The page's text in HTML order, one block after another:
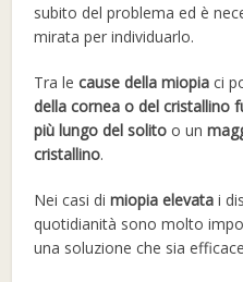
subito del problema ed è
mirata per individuarlo.
Tra lecause della miopiaci
della cornea o del cristallino
più lungo del solito o un
cristallino.
Nei casi dimiopia elevatai
quotidianità sono molto
una soluzione che sia